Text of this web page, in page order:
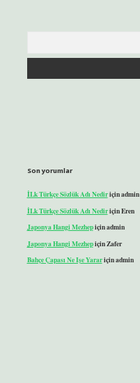
Son yorumlar
İLk Türkçe Sözlük Adı Nediriçinadmin
İLk Türkçe Sözlük Adı NediriçinEren
Japonya Hangi Mezhepiçinadmin
Japonya Hangi MezhepiçinZafer
Bahçe Çapası Ne Işe Yarariçinadmin